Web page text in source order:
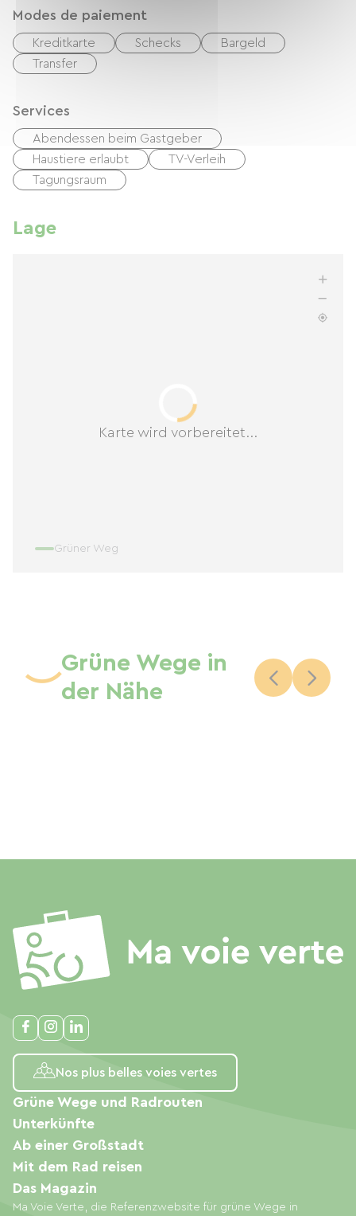
Modes de paiement
Kreditkarte Schecks
Bargeld
Transfer
Services
Abendessen beim Gastgeber
Haustiere erlaubt
TV-Verleih
Tagungsraum
Lage
Karte wird vorbereitet...
Grüner Weg
Grüne Wege in
der Nähe
Nos plus belles voies vertes
Ma Voie Verte, die Referenzwebsite für grüne Wege in
Grüne Wege und Radrouten
Unterkünfte
Ab einer Großstadt
Mit dem Rad reisen
Das Magazin